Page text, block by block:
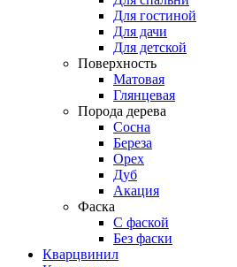
Для гостиной
Для дачи
Для детской
Поверхность
Матовая
Глянцевая
Порода дерева
Сосна
Береза
Орех
Дуб
Акация
Фаска
С фаской
Без фаски
Кварцвинил